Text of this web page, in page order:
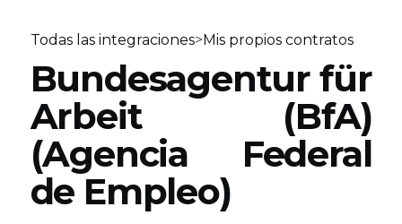
Todas las integraciones>Mis propios contratos
Bundesagentur für
Arbeit (BfA)
(Agencia Federal
de Empleo)